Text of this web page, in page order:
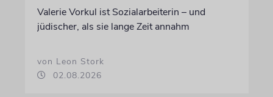
Valerie Vorkul ist Sozialarbeiterin – und
jüdischer, als sie lange Zeit annahm
von Leon Stork
02.08.2026